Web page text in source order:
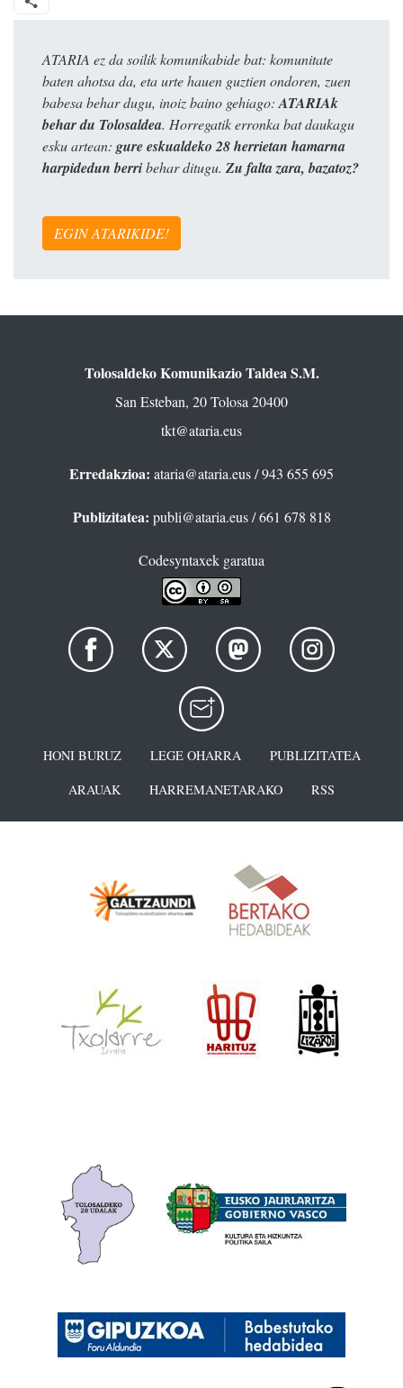
ATARIA ez da soilik komunikabide bat: komunitate
baten ahotsa da, eta urte hauen guztien ondoren, zuen
babesa behar dugu, inoiz baino gehiago:ATARIAk
behar du Tolosaldea. Horregatik erronka bat daukagu
esku artean: gure eskualdeko 28 herrietan hamarna
harpidedun berribehar ditugu. Zu falta zara, bazatoz?
EGIN ATARIKIDE!
Tolosaldeko Komunikazio Taldea S.M.
San Esteban, 20 Tolosa 20400
tkt@ataria.eus
Erredakzioa: ataria@ataria.eus/ 943 655 695
Publizitatea: publi@ataria.eus/ 661 678 818
Codesyntaxek garatua
HONI BURUZ LEGE OHARRA
PUBLIZITATEA
ARAUAK
HARREMANETARAKO RSS